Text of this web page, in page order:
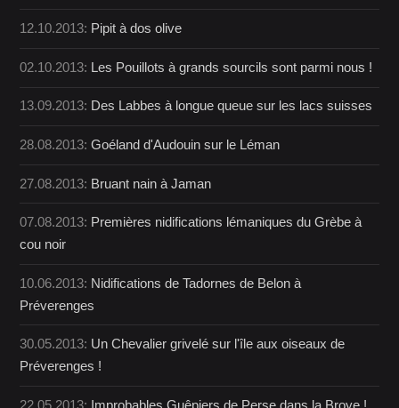
12.10.2013: Pipit à dos olive
02.10.2013: Les Pouillots à grands sourcils sont parmi nous !
13.09.2013: Des Labbes à longue queue sur les lacs suisses
28.08.2013:Goéland d'Audouin sur le Léman
27.08.2013: Bruant nain à Jaman
07.08.2013: Premières nidifications lémaniques du Grèbe à
cou noir
10.06.2013: Nidifications de Tadornes de Belon à
Préverenges
30.05.2013: Un Chevalier grivelé sur l'île aux oiseaux de
Préverenges !